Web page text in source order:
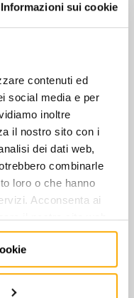
Informazioni sui cookie
contenuti ed
social media e per
inoltre
il nostro sito con i
dei dati web,
combinarle
loro o che hanno
Acconsenta ai
il nostro sito web.
h=65 mm
PER